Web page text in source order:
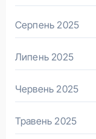
Серпень 2025
Липень 2025
Червень 2025
Травень 2025